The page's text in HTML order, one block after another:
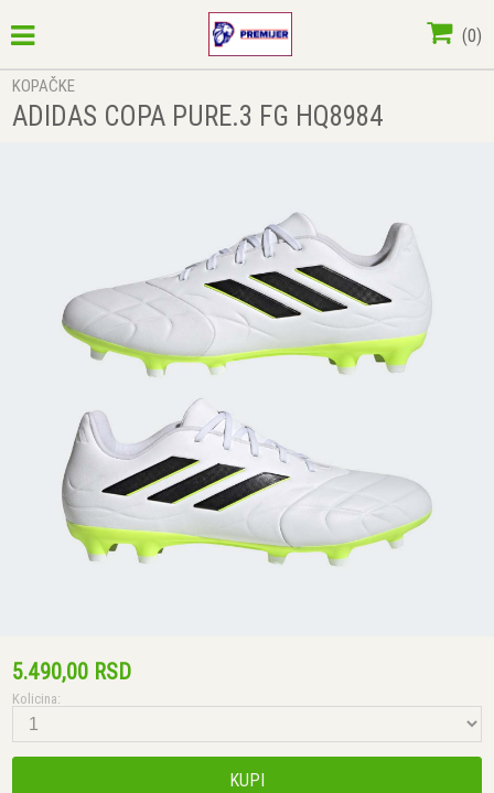
(0)
KOPAČKE
ADIDAS COPA PURE.3 FG HQ8984
5.490,00 RSD
Kolicina:
KUPI